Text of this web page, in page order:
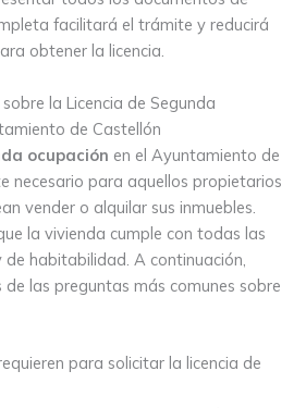
facilitará el trámite y reducirá
obtener la licencia.
la Licencia de Segunda
de Castellón
ocupación en el Ayuntamiento de
necesario para aquellos propietarios
vender o alquilar sus inmuebles.
la vivienda cumple con todas las
de habitabilidad. A continuación,
las preguntas más comunes sobre
para solicitar la licencia de